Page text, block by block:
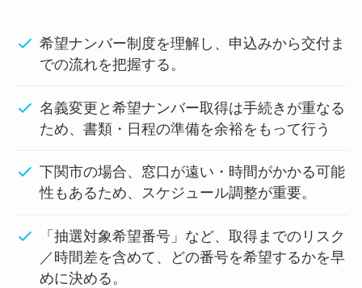
希望ナンバー制度を理解し、申込みから交付ま
での流れを把握する。
名義変更と希望ナンバー取得は手続きが重なる
ため、書類・日程の準備を余裕をもって行う
下関市の場合、窓口が遠い・時間がかかる可能
性もあるため、スケジュール調整が重要。
「抽選対象希望番号」など、取得までのリスク
／時間差を含めて、どの番号を希望するかを早
めに決める。